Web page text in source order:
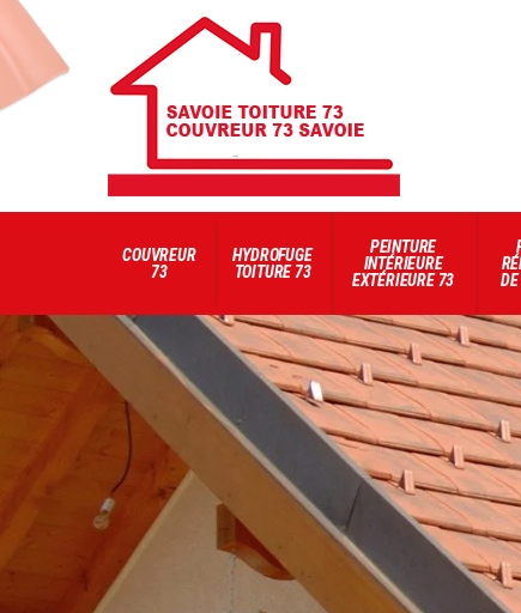
COUVREUR
73
HYDROFUGE
TOITURE 73
PEINTURE
INTÉRIEURE
EXTÉRIEURE 73